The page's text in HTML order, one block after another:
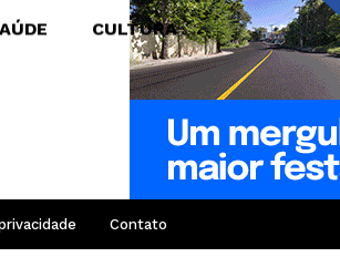
Contato
CULTURA